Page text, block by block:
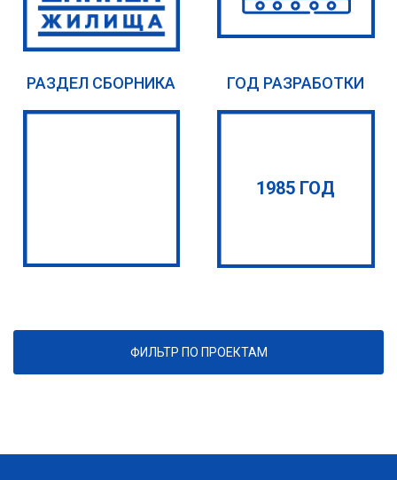
РАЗДЕЛ СБОРНИКА ГОД РАЗРАБОТКИ
1985 ГОД
ФИЛЬТР ПО ПРОЕКТАМ